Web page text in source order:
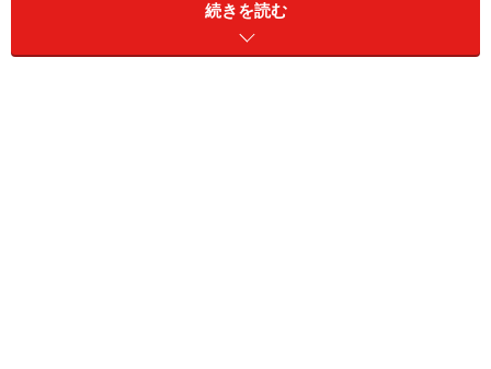
マン」198円（税込）。りんごのダイスとりんごのジャ
続きを読む